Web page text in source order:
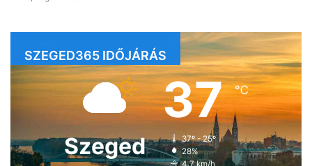
SZEGED365 IDŐJÁRÁS
Szeged
37℃
37º - 25º
28%
4.7 km/h